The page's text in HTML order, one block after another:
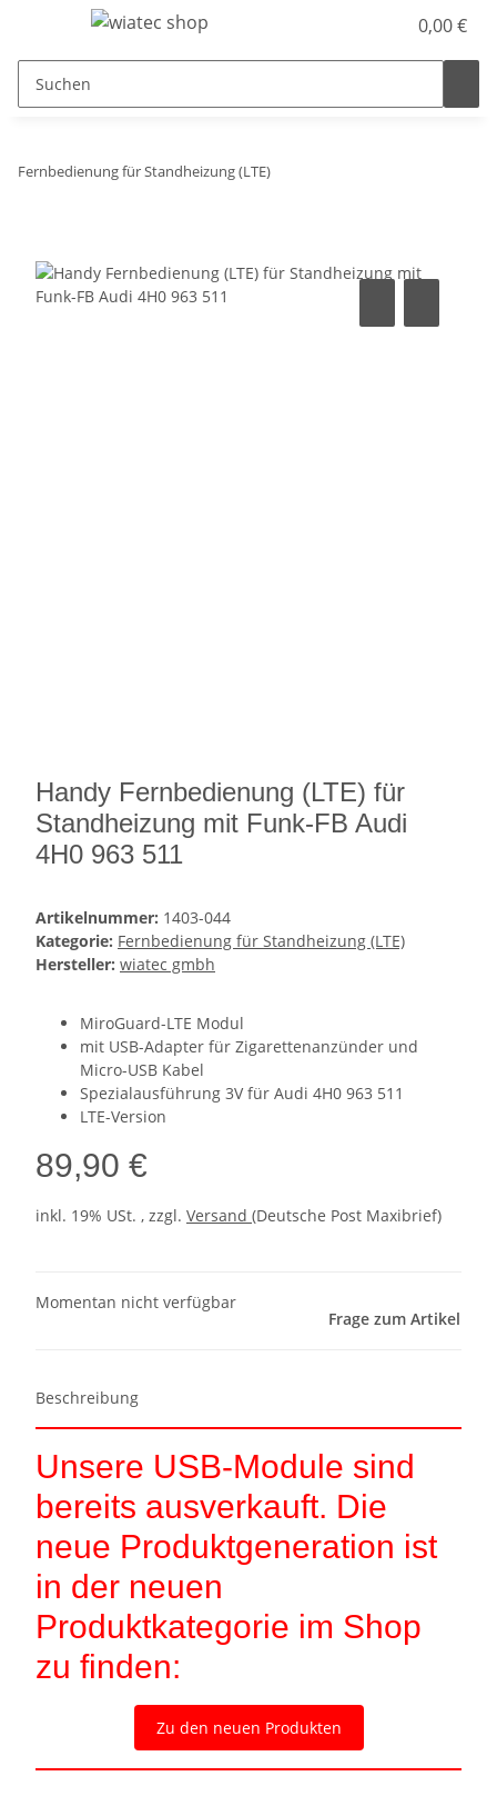
0,00 €
Fernbedienung für Standheizung (LTE)
Handy Fernbedienung (LTE) für
Standheizung mit Funk-FB Audi
4H0 963 511
Artikelnummer: 1403-044
Kategorie: Fernbedienung für Standheizung (LTE)
Hersteller: wiatec gmbh
MiroGuard-LTE Modul
mit USB-Adapter für Zigarettenanzünder und
Micro-USB Kabel
Spezialausführung 3V für Audi 4H0 963 511
LTE-Version
89,90 €
inkl. 19% USt. , zzgl. Versand (Deutsche Post Maxibrief)
Momentan nicht verfügbar
Frage zum Artikel
Beschreibung
Unsere USB-Module sind
bereits ausverkauft. Die
neue Produktgeneration ist
in der neuen
Produktkategorie im Shop
zu finden:
Zu den neuen Produkten